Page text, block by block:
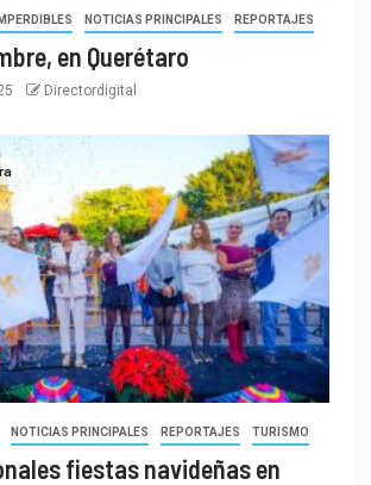
IMPERDIBLES NOTICIAS PRINCIPALES REPORTAJES
en Querétaro
Directordigital
NOTICIAS PRINCIPALES REPORTAJES TURISMO
fiestas navideñas en